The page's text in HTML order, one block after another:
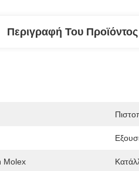
Περιγραφή Του Προϊόντος
Molex